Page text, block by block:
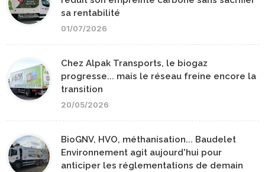
sa rentabilité
01/07/2026
Chez Alpak Transports, le biogaz
progresse... mais le réseau freine encore la
transition
20/05/2026
BioGNV, HVO, méthanisation... Baudelet
Environnement agit aujourd'hui pour
anticiper les réglementations de demain